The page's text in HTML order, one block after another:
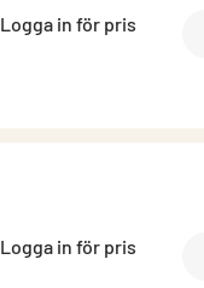
Logga in för pris
Logga in för pris